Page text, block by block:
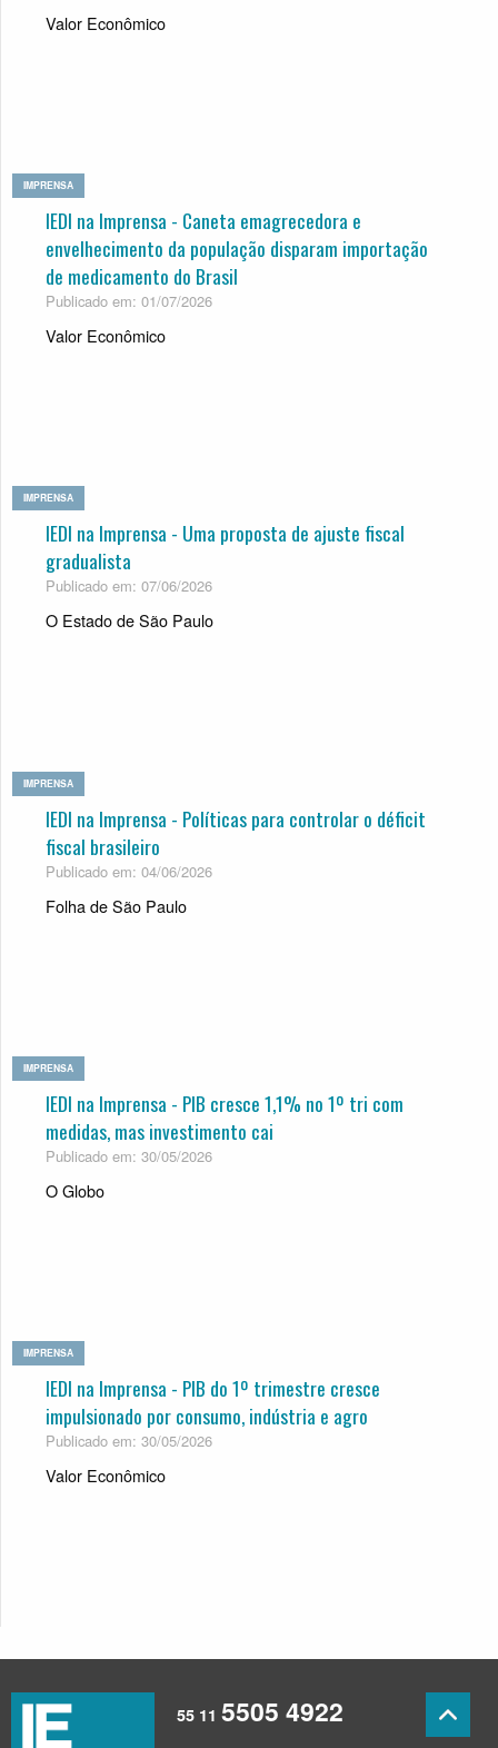
Valor Econômico
IMPRENSA
IEDI na Imprensa - Caneta emagrecedora e
envelhecimento da população disparam importação
de medicamento do Brasil
Publicado em: 01/07/2026
Valor Econômico
IMPRENSA
IEDI na Imprensa - Uma proposta de ajuste fiscal
gradualista
Publicado em: 07/06/2026
O Estado de São Paulo
IMPRENSA
IEDI na Imprensa - Políticas para controlar o déficit
fiscal brasileiro
Publicado em: 04/06/2026
Folha de São Paulo
IMPRENSA
IEDI na Imprensa - PIB cresce 1,1% no 1º tri com
medi­das, mas inves­ti­mento cai
Publicado em: 30/05/2026
O Globo
IMPRENSA
IEDI na Imprensa - PIB do 1º trimestre cresce
impulsionado por consumo, indústria e agro
Publicado em: 30/05/2026
Valor Econômico
55 115505 4922